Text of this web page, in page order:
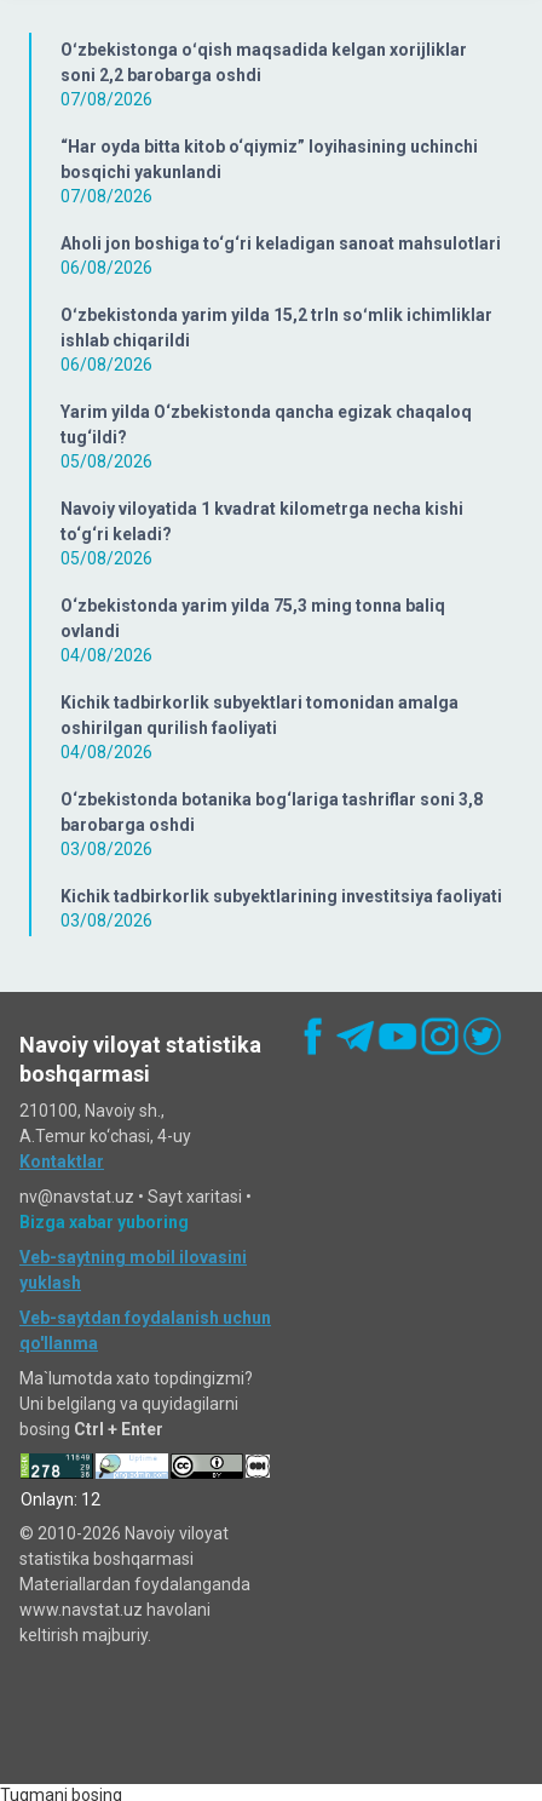
Oʻzbekistonga oʻqish maqsadida kelgan xorijliklar
soni 2,2 barobarga oshdi
07/08/2026
“Har oyda bitta kitob o‘qiymiz” loyihasining uchinchi
bosqichi yakunlandi
07/08/2026
Aholi jon boshiga to‘g‘ri keladigan sanoat mahsulotlari
06/08/2026
Oʻzbekistonda yarim yilda 15,2 trln soʻmlik ichimliklar
ishlab chiqarildi
06/08/2026
Yarim yilda O‘zbekistonda qancha egizak chaqaloq
tug‘ildi?
05/08/2026
Navoiy viloyatida 1 kvadrat kilometrga necha kishi
to‘g‘ri keladi?
05/08/2026
O‘zbekistonda yarim yilda 75,3 ming tonna baliq
ovlandi
04/08/2026
Kichik tadbirkorlik subyektlari tomonidan amalga
oshirilgan qurilish faoliyati
04/08/2026
O‘zbekistonda botanika bog‘lariga tashriflar soni 3,8
barobarga oshdi
03/08/2026
Kichik tadbirkorlik subyektlarining investitsiya faoliyati
03/08/2026
Navoiy viloyat statistika
boshqarmasi
210100, Navoiy sh.,
A.Temur ko‘chаsi, 4-uy
Kontaktlar
nv@navstat.uz • Sayt xaritasi •
Bizga xabar yuboring
Veb-saytning mobil ilovasini
yuklash
Veb-saytdan foydalanish uchun
qo'llanma
Ma`lumotda xato topdingizmi?
Uni belgilang va quyidagilarni
bosing Ctrl + Enter
Onlayn: 12
© 2010-2026 Navoiy viloyat
statistika boshqarmasi
Materiallardan foydalanganda
www.navstat.uz havolani
keltirish majburiy.
Tugmani bosing